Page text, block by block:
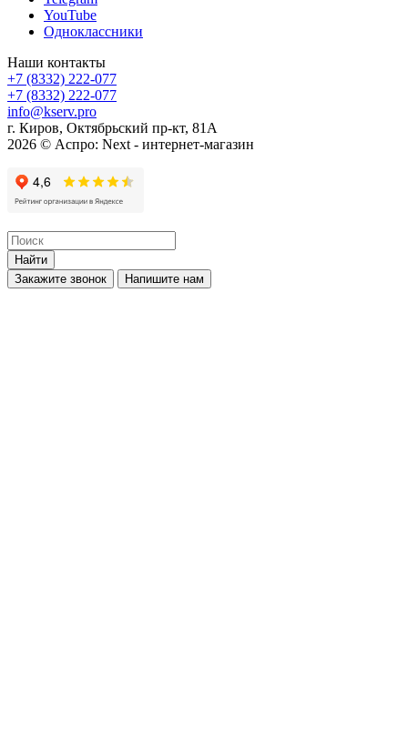
YouTube
Одноклассники
Наши контакты
+7 (8332) 222-077
+7 (8332) 222-077
info@kserv.pro
г. Киров, Октябрьский пр-кт, 81А
2026 © Аспро: Next - интернет-магазин
Найти
Закажите звонок
Напишите нам